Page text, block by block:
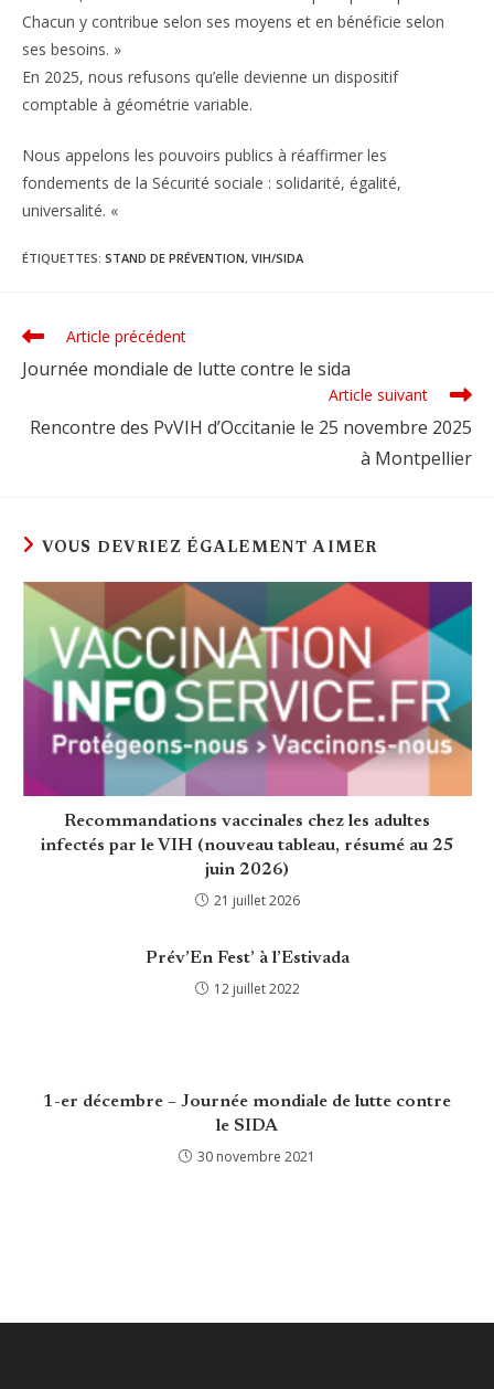
Chacun y contribue selon ses moyens et en bénéficie selon
ses besoins. »
En 2025, nous refusons qu’elle devienne un dispositif
comptable à géométrie variable.
Nous appelons les pouvoirs publics à réaffirmer les
fondements de la Sécurité sociale : solidarité, égalité,
universalité. «
ÉTIQUETTES: STAND DE PRÉVENTION, VIH/SIDA
Read
articles
Article précédent
Journée mondiale de lutte contre le sida
Article suivant
Rencontre des PvVIH d’Occitanie le 25 novembre 2025
à Montpellier
VOUS DEVRIEZ ÉGALEMENT AIMER
Recommandations vaccinales chez les adultes
infectés par le VIH (nouveau tableau, résumé au 25
juin 2026)
21 juillet 2026
Prév’En Fest’ à l’Estivada
12 juillet 2022
1-er décembre – Journée mondiale de lutte contre
le SIDA
30 novembre 2021